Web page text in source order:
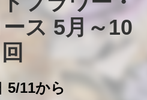
ス 5月～10
回
5/11から